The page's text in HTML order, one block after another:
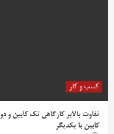
کسب و کار
تفاوت بالابر کارگاهی تک کابین و دو
کابین با یکدیگر